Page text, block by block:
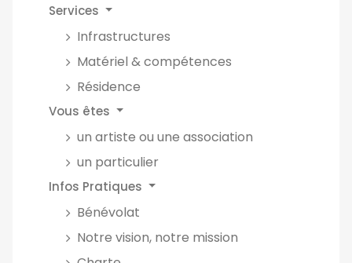
Services
Infrastructures
Matériel & compétences
Résidence
Vous êtes
un artiste ou une association
un particulier
Infos Pratiques
Bénévolat
Notre vision, notre mission